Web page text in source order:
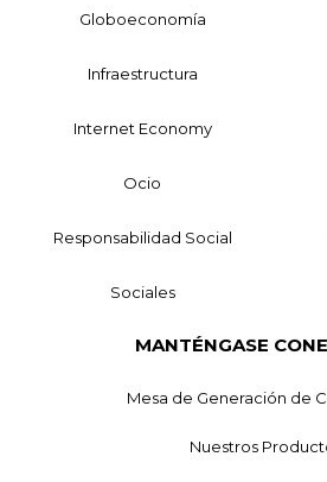
Globoeconomía
Infraestructura
Internet Economy
Ocio
Responsabilidad Social
Sociales
MANTÉNGASE
Mesa de Generación de
Nuestros